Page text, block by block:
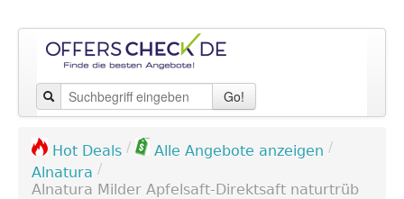
Go!
Hot Deals / Alle Angebote anzeigen /
Alnatura /
Alnatura Milder Apfelsaft-Direktsaft naturtrüb